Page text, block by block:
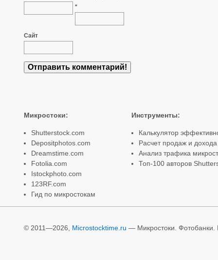
*
Сайт
Микростоки:
Shutterstock.com
Depositphotos.com
Dreamstime.com
Fotolia.com
Istockphoto.com
123RF.com
Гид по микростокам
Инструменты:
Калькулятор
Расчет продаж и дохода
Анализ трафика
Топ-100 авторов
© 2011—2026, Microstocktime.ru — Микростоки. Фотобанки.